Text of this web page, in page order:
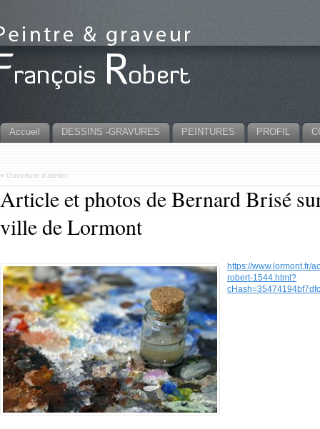
Accueil DESSINS -GRAVURES PEINTURES PROFIL
« Ouverture d’atelier
Article et photos de Bernard Brisé
ville de Lormont
https://www.lormont.fr/
robert-1544.html?